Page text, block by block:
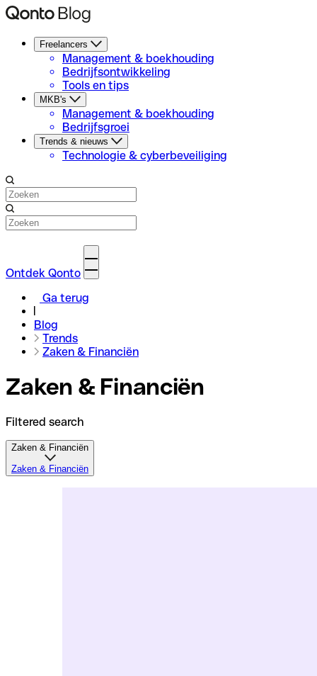
Freelancers
Management & boekhouding
Bedrijfsontwikkeling
Tools en tips
MKB's
Management & boekhouding
Bedrijfsgroei
Trends & nieuws
Technologie & cyberbeveiliging
Ontdek Qonto
Ga terug
Blog
Trends
Zaken & Financiën
Zaken & Financiën
Filtered search
Zaken & Financiën
Zaken & Financiën